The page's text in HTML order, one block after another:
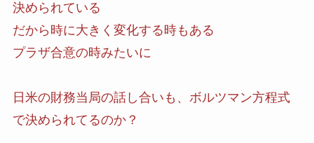
決められている
だから時に大きく変化する時もある
プラザ合意の時みたいに
日米の財務当局の話し合いも、ボルツマン方程式
で決められてるのか？